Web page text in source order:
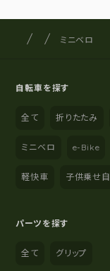
サイト内の
サイクルショップナカゴヤ
ミニベロ
自転車を探す
全て 折りたたみ
ミニベロ e-Bike
軽快車 子供乗せ
パーツを探す
全て グリップ